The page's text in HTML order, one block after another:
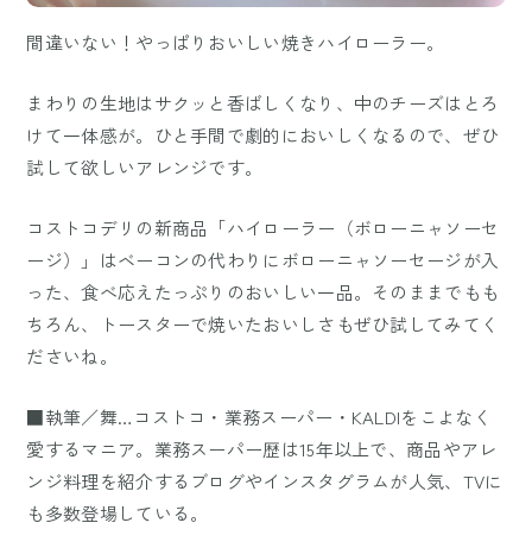
間違いない！やっぱりおいしい焼きハイローラー。
まわりの生地はサクッと香ばしくなり、中のチーズはとろ
けて一体感が。ひと手間で劇的においしくなるので、ぜひ
試して欲しいアレンジです。
コストコデリの新商品「ハイローラー（ボローニャソーセ
ージ）」はベーコンの代わりにボローニャソーセージが入
った、食べ応えたっぷりのおいしい一品。そのままでもも
ちろん、トースターで焼いたおいしさもぜひ試してみてく
ださいね。
■執筆／舞…コストコ・業務スーパー・KALDIをこよなく
愛するマニア。業務スーパー歴は15年以上で、商品やアレ
ンジ料理を紹介するブログやインスタグラムが人気、TVに
も多数登場している。